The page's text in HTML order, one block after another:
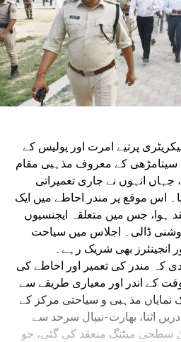
پرتیے امرت اور پولیس کے
سیتامڑھی کے معروف مذہبی مقام
جہاں انہوں نے جاری تعمیراتی
اس موقع پر مندر احاطے میں ایک
ہوا، جس میں متعلقہ ایجنسیوں
ڈالی۔ اجلاس میں سیاحت
انجینئرز بھی شریک رہے۔
کہ مندر کی تعمیر اور احاطے کی
کے اندر اور معیاری طریقے سے
نمایاں مذہبی و سیاحتی مرکز کے
اثنا، بھارت-نیپال سرحد سے
سطحی میٹنگ منعقد کی گئی، جو